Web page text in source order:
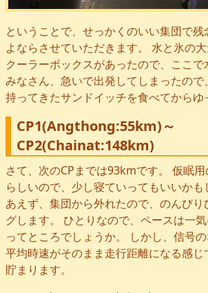
ということで、せっかくのいい集団で残
よならさせていただきます。 水と氷の
クーラーボックスがあったので、ここで
みなさん、急いで出発してしまったので
持ってきたサンドイッチを食べてからゆ
CP1(Angthong:55km)～
CP2(Chainat:148km)
さて、次のCPまでは93kmです。 仮眠
らしいので、少し寝ていってもいいかも
あえず、集団から外れたので、のんび
グします。 ひとりなので、ペースは一
ってところでしょうか。 しかし、信号の
平均時速がそのまま走行距離になる感
貯まります。